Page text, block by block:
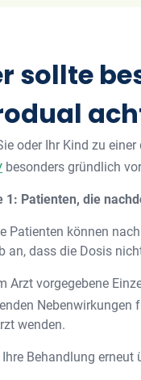
sollte
oder Ihr Kind zu
besonders gründlich
1: Patienten, die
Patienten können
an, dass die Dosis
Arzt vorgegebene
Nebenwirkungen
wenden.
Ihre Behandlung